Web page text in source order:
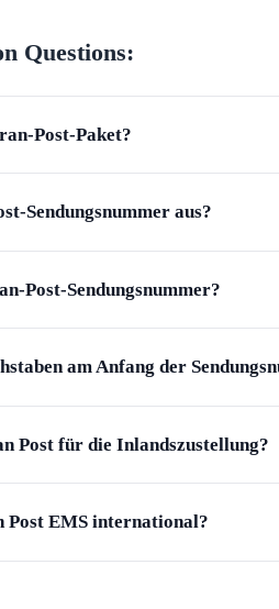
Questions:
Post-Paket?
Sendungsnummer aus?
Post-Sendungsnummer?
am Anfang der
Post für die Inlandszustellung?
EMS international?